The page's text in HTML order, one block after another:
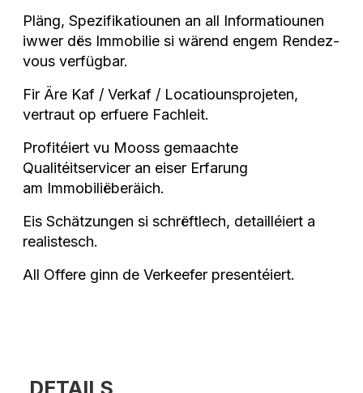
Pläng, Spezifikatiounen an all Informatiounen
iwwer dës Immobilie si wärend engem Rendez-
vous verfügbar.
Fir Äre Kaf / Verkaf / Locatiounsprojeten,
vertraut op erfuere Fachleit.
Profitéiert vu Mooss gemaachte
Qualitéitservicer an eiser Erfarung
am Immobiliëberäich.
Eis Schätzungen si schrëftlech, detailléiert a
realistesch.
All Offere ginn de Verkeefer presentéiert.
DETAILS